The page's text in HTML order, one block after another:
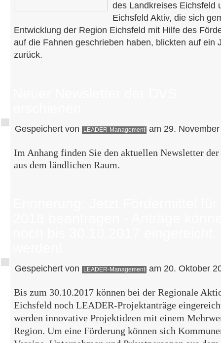
des Landkreises Eichsfeld
Eichsfeld Aktiv, die sich
Entwicklung der Region Eichsfeld mit Hilfe des
auf die Fahnen geschrieben haben, blickten auf ein
zurück.
Gespeichert von LEADER-Management am 29.
Im Anhang finden Sie den aktuellen Newsletter
aus dem ländlichen Raum.
Gespeichert von LEADER-Management am 20. Oktober
Bis zum 30.10.2017 können bei der Regionale
Eichsfeld noch LEADER-Projektanträge
werden innovative Projektideen mit einem
Region. Um eine Förderung können sich